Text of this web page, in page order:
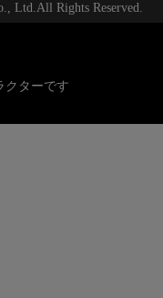
Ltd.All Rights Reserved.
クターです